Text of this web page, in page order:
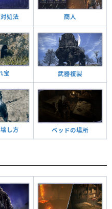
処法 商人
宝 武器複製
し方 ベッドの場所